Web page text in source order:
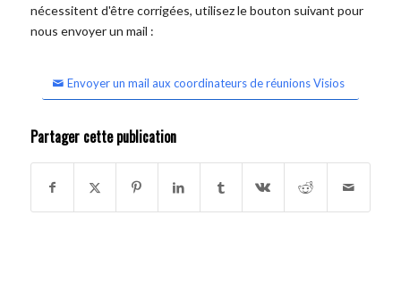
nécessitent d'être corrigées, utilisez le bouton suivant pour
nous envoyer un mail :
Envoyer un mail aux coordinateurs de réunions Visios
Partager cette publication